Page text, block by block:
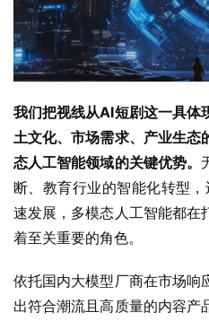
我们把视线从AI短剧这一具体
土文化、市场需求、产业生态
态人工智能领域的关键优势。
断、教育行业的智能化转型
速发展，多模态人工智能都在
着至关重要的角色。
依托国内大模型厂商在市场响
出符合潮流且高质量的内容产